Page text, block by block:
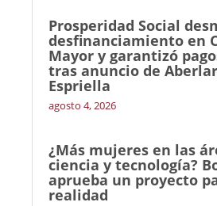
Prosperidad Social
desfinanciamiento en
Mayor y garantizó
tras anuncio de
Espriella
agosto 4, 2026
¿Más mujeres en las
ciencia y tecnología?
aprueba un proyecto
realidad